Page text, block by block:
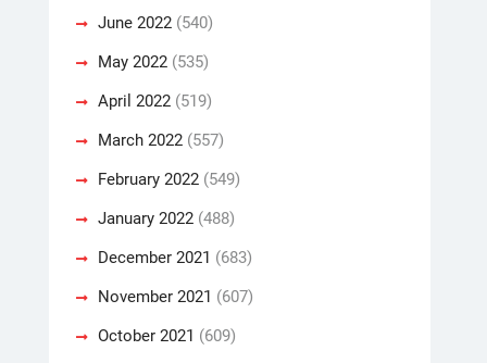
June 2022 (540)
May 2022 (535)
April 2022 (519)
March 2022 (557)
February 2022 (549)
January 2022 (488)
December 2021 (683)
November 2021 (607)
October 2021 (609)